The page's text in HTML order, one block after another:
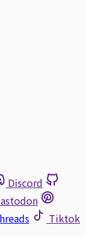
Discord
Tiktok